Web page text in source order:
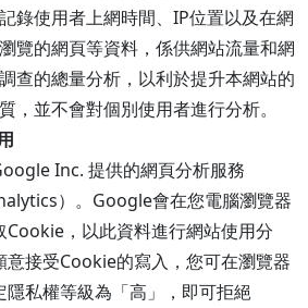
錄使用者上網時間、IP位置以及在網
覽的網頁等資料，係供網站流量和網
查的總量分析，以利於提升本網站的
，並不會對個別使用者進行分析。
Inc. 提供的網頁分析服務
）。Google會在您電腦瀏覽器
Cookie，以此資料進行網站使用分
意接受Cookie的寫入，您可在瀏覽器
隱私權等級為「高」，即可拒絕